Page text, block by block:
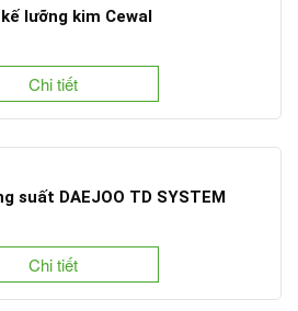
lưỡng kim Cewal
Chi tiết
suất DAEJOO TD SYSTEM
Chi tiết